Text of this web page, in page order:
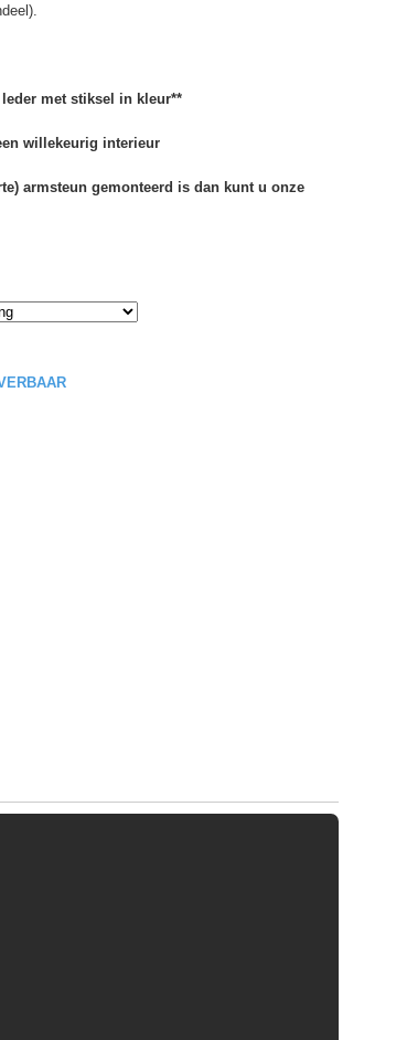
met stiksel in kleur**
willekeurig interieur
armsteun gemonteerd is dan kunt u onze